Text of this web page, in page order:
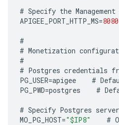
# Specify the Management
APIGEE_PORT_HTTP_MS=8080
#
# Monetization
#
# Postgres credentials
PG_USER=apigee #
PG_PWD=postgres #
# Specify Postgres server
MO_PG_HOST="$IP8" #